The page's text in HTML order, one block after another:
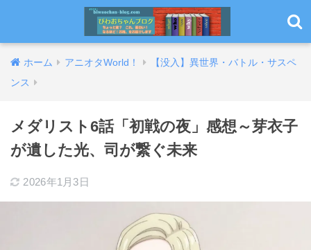
ホーム アニオタWorld！
【没入】異世界・バトル・サスペ
ンス
メダリスト6話「初戦の夜」感想～芽衣子
が遺した光、司が繋ぐ未来
2026年1月3日